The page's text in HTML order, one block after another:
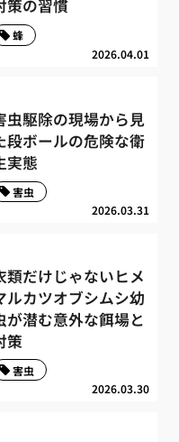
策の習慣
2026.04.01
蜂
虫駆除の現場から見
段ボールの危険な衛
実態
2026.03.31
害虫
類だけじゃないヒメ
ルカツオブシムシ幼
が潜む意外な餌場と
策
2026.03.30
害虫